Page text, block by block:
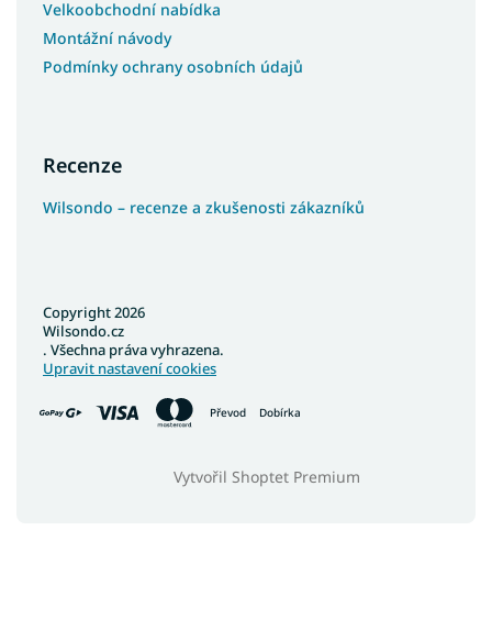
Velkoobchodní nabídka
Montážní návody
Podmínky ochrany osobních údajů
Recenze
Wilsondo – recenze a zkušenosti zákazníků
Převod Dobírka
Vytvořil Shoptet Premium
Copyright 2026
Wilsondo.cz
. Všechna práva vyhrazena.
Upravit nastavení cookies